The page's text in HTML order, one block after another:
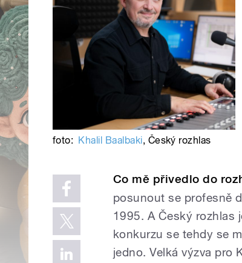
foto: Khalil Baalbaki, Český rozhlas
Co mě přivedlo do
posunout se profesně
1995. A Český rozhlas
konkurzu se tehdy se
jedno. Velká výzva pro